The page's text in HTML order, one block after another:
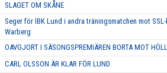
SLAGET OM SKÅNE
Seger för IBK Lund i andra träningsmatchen mot
Warberg
OAVGJORT I SÄSONGSPREMIÄREN BORTA MOT
CARL OLSSON ÄR KLAR FÖR LUND